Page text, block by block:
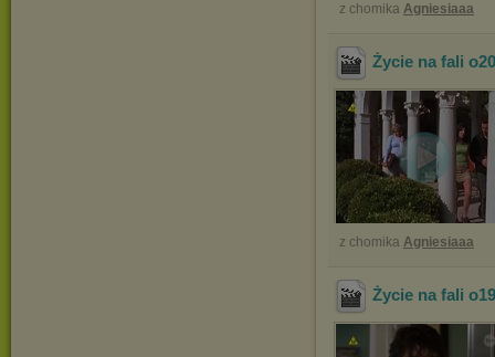
z chomika Agniesiaaa
Życie na fali
z chomika Agniesiaaa
Życie na fali